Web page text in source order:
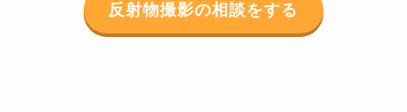
反射物撮影の相談をする